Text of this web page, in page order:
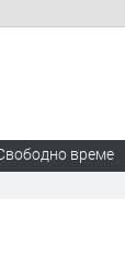
време